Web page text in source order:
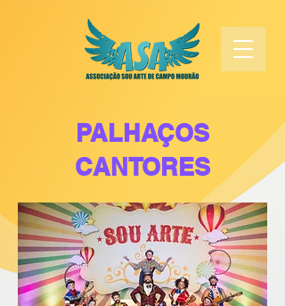
PALHAÇOS
CANTORES